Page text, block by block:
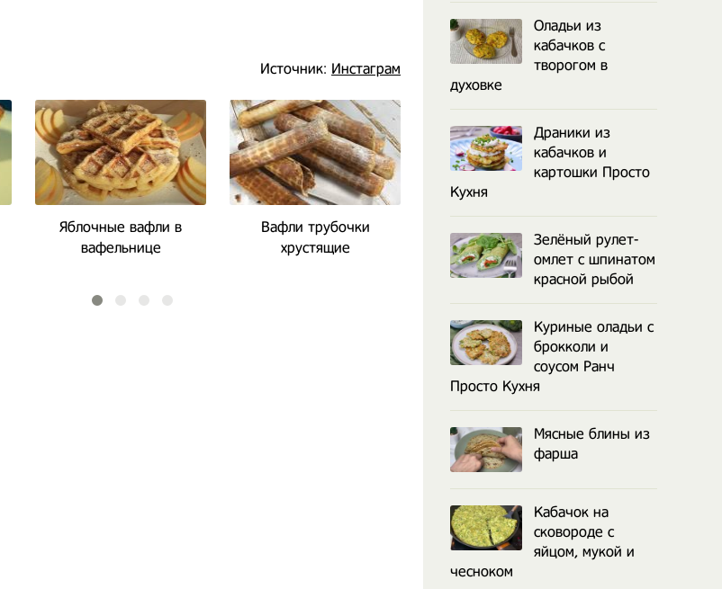
Источник: Инстаграм
Яблочные вафли в
вафельнице
Вафли трубочки
хрустящие
Оладьи из
кабачков с
творогом в
духовке
Драники из
кабачков и
картошки Просто
Кухня
Зелёный рулет-
омлет с шпинатом
красной рыбой
Куриные оладьи с
брокколи и
соусом Ранч
Просто Кухня
Мясные блины из
фарша
Кабачок на
сковороде с
яйцом, мукой и
чесноком